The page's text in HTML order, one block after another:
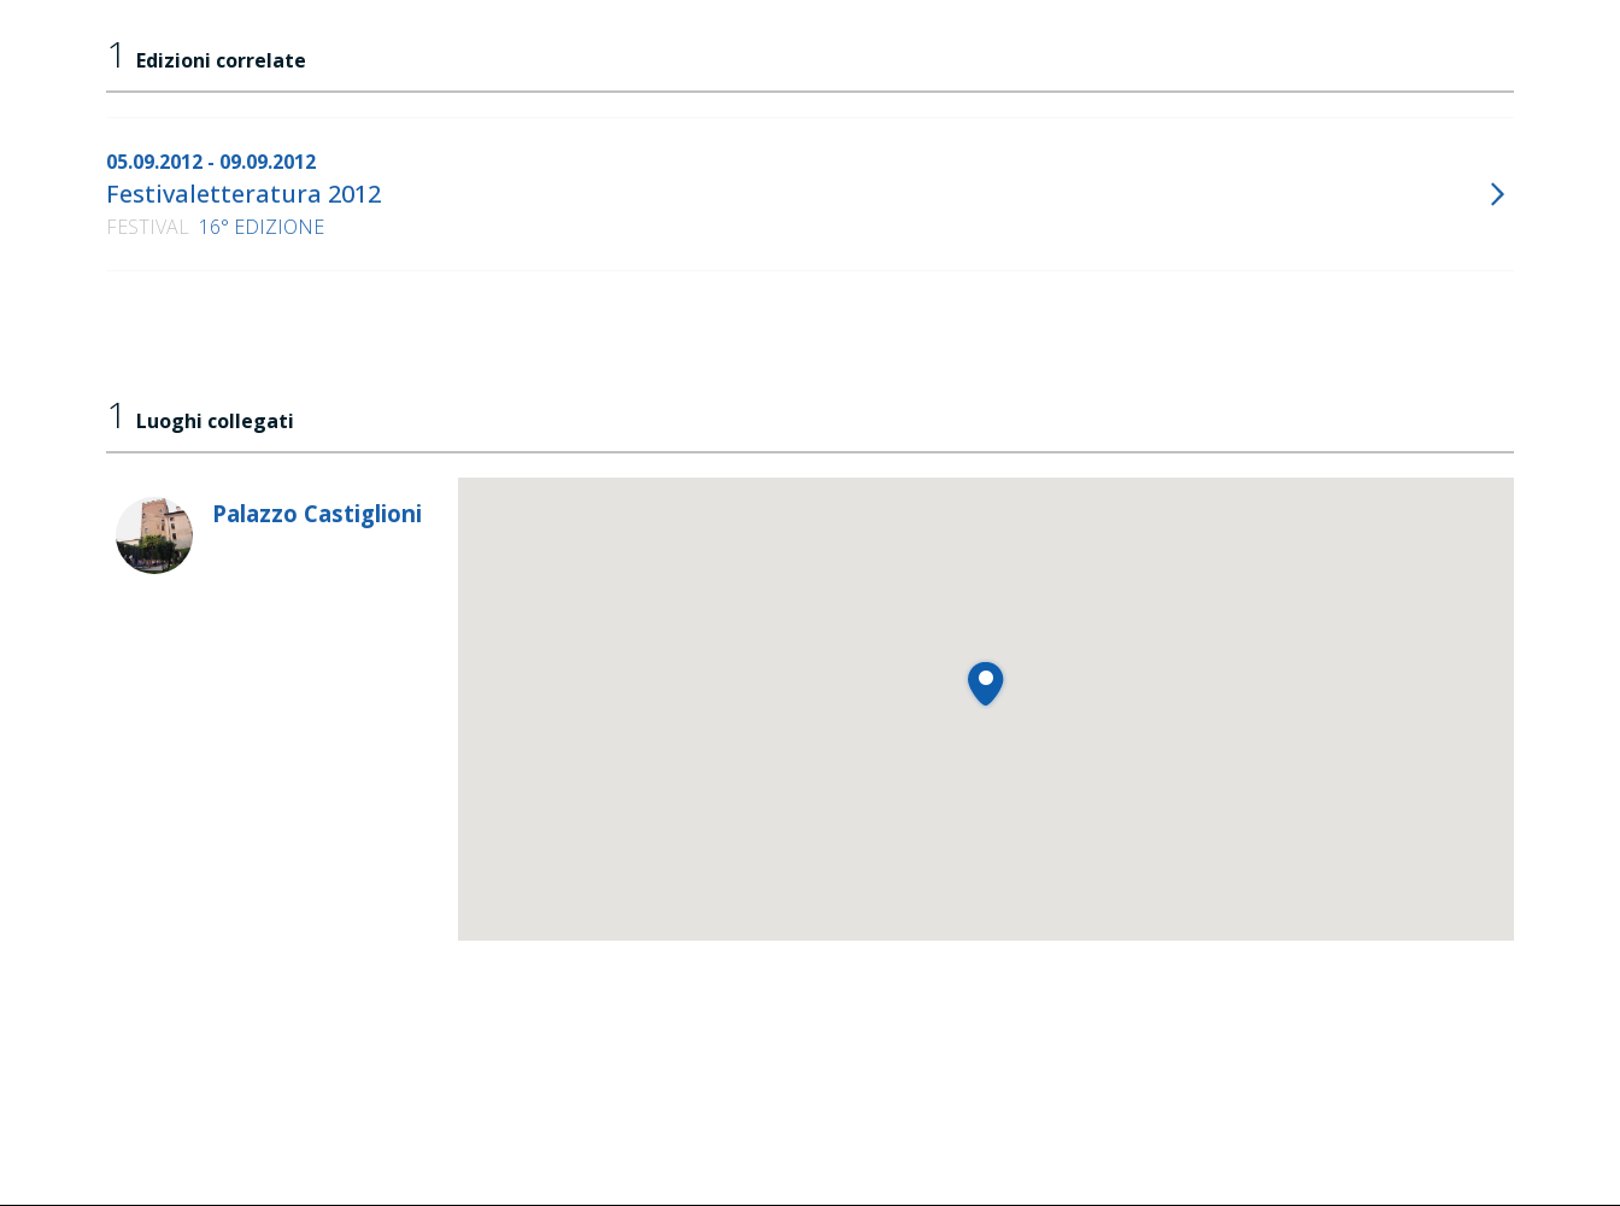
1 Edizioni correlate
05.09.2012 - 09.09.2012
Festivaletteratura 2012
FESTIVAL 16° EDIZIONE
1 Luoghi collegati
Palazzo Castiglioni